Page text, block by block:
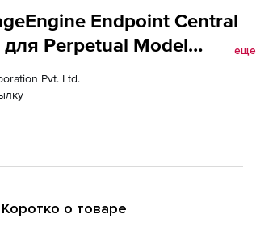
Endpoint Central
для Perpetual Model
5000 Computers
еще
Pvt. Ltd.
Коротко о товаре